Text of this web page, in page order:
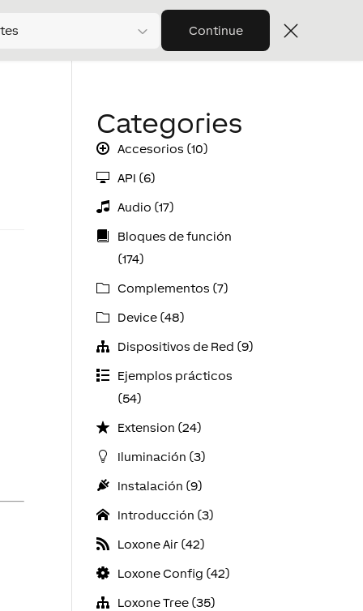
Continue
Categories
Accesorios (10)
API (6)
Audio (17)
Bloques de función
(174)
Complementos (7)
Device (48)
Dispositivos de Red (9)
Ejemplos prácticos
(54)
Extension (24)
Iluminación (3)
Instalación (9)
Introducción (3)
Loxone Air (42)
Loxone Config (42)
Loxone Tree (35)